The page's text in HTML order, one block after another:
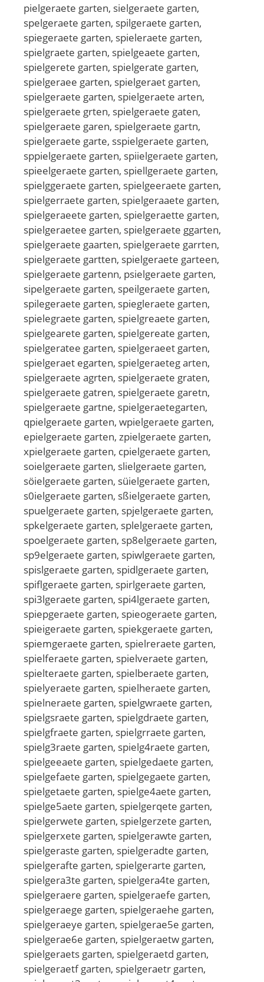
pielgeraete garten, sielgeraete garten,
spelgeraete garten, spilgeraete garten,
spiegeraete garten, spieleraete garten,
spielgraete garten, spielgeaete garten,
spielgerete garten, spielgerate garten,
spielgeraee garten, spielgeraet garten,
spielgeraete garten, spielgeraete arten,
spielgeraete grten, spielgeraete gaten,
spielgeraete garen, spielgeraete gartn,
spielgeraete garte, sspielgeraete garten,
sppielgeraete garten, spiielgeraete garten,
spieelgeraete garten, spiellgeraete garten,
spielggeraete garten, spielgeeraete garten,
spielgerraete garten, spielgeraaete garten,
spielgeraeete garten, spielgeraette garten,
spielgeraetee garten, spielgeraete ggarten,
spielgeraete gaarten, spielgeraete garrten,
spielgeraete gartten, spielgeraete garteen,
spielgeraete gartenn, psielgeraete garten,
sipelgeraete garten, speilgeraete garten,
spilegeraete garten, spiegleraete garten,
spielegraete garten, spielgreaete garten,
spielgearete garten, spielgereate garten,
spielgeratee garten, spielgeraeet garten,
spielgeraet egarten, spielgeraeteg arten,
spielgeraete agrten, spielgeraete graten,
spielgeraete gatren, spielgeraete garetn,
spielgeraete gartne, spielgeraetegarten,
qpielgeraete garten, wpielgeraete garten,
epielgeraete garten, zpielgeraete garten,
xpielgeraete garten, cpielgeraete garten,
soielgeraete garten, slielgeraete garten,
söielgeraete garten, süielgeraete garten,
s0ielgeraete garten, sßielgeraete garten,
spuelgeraete garten, spjelgeraete garten,
spkelgeraete garten, splelgeraete garten,
spoelgeraete garten, sp8elgeraete garten,
sp9elgeraete garten, spiwlgeraete garten,
spislgeraete garten, spidlgeraete garten,
spiflgeraete garten, spirlgeraete garten,
spi3lgeraete garten, spi4lgeraete garten,
spiepgeraete garten, spieogeraete garten,
spieigeraete garten, spiekgeraete garten,
spiemgeraete garten, spielreraete garten,
spielferaete garten, spielveraete garten,
spielteraete garten, spielberaete garten,
spielyeraete garten, spielheraete garten,
spielneraete garten, spielgwraete garten,
spielgsraete garten, spielgdraete garten,
spielgfraete garten, spielgrraete garten,
spielg3raete garten, spielg4raete garten,
spielgeeaete garten, spielgedaete garten,
spielgefaete garten, spielgegaete garten,
spielgetaete garten, spielge4aete garten,
spielge5aete garten, spielgerqete garten,
spielgerwete garten, spielgerzete garten,
spielgerxete garten, spielgerawte garten,
spielgeraste garten, spielgeradte garten,
spielgerafte garten, spielgerarte garten,
spielgera3te garten, spielgera4te garten,
spielgeraere garten, spielgeraefe garten,
spielgeraege garten, spielgeraehe garten,
spielgeraeye garten, spielgerae5e garten,
spielgerae6e garten, spielgeraetw garten,
spielgeraets garten, spielgeraetd garten,
spielgeraetf garten, spielgeraetr garten,